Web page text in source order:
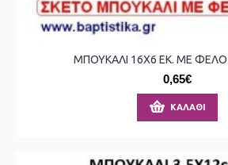
ΜΠΟΥΚΑΛΙ 16X6 ΕΚ. ΜΕ
0,65€
ΚΑΛΆΘΙ